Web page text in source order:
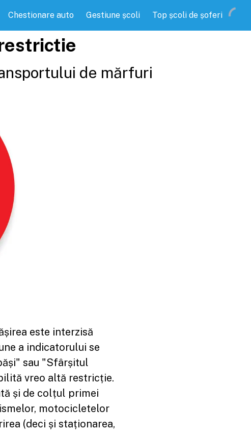
Chestionare auto Gestiune școli Top școli de șoferi
de mărfuri
este interzisă
a indicatorului se
sau "Sfârșitul
vreo altă restricție.
și de colțul primei
motocicletelor
(deci și staționarea,